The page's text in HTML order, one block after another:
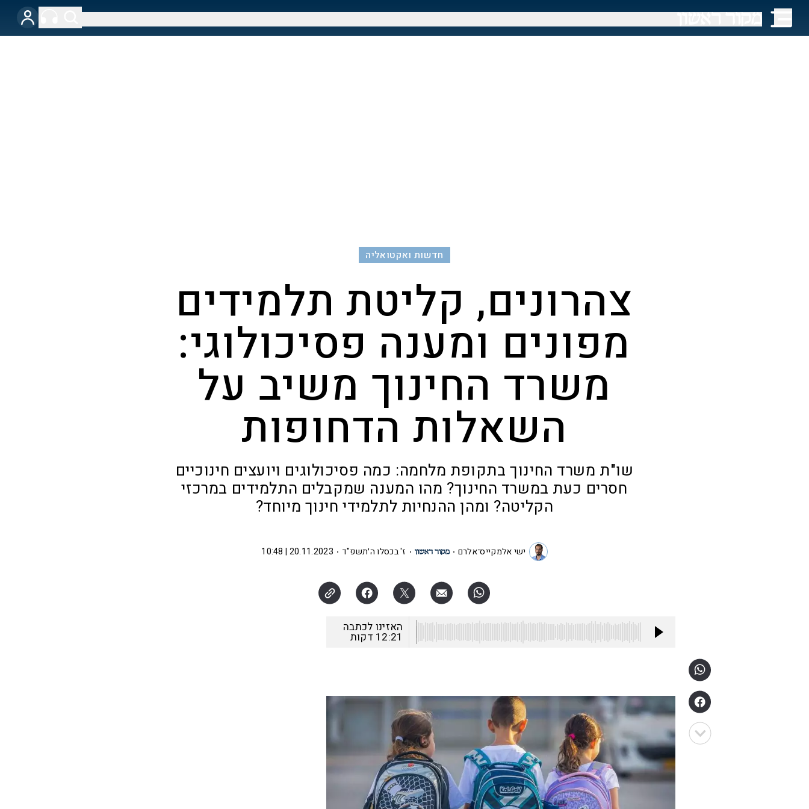
חדשות ואקטואליה
צהרונים, קליטת תלמידים
מפונים ומענה פסיכולוגי:
משרד החינוך משיב על
השאלות הדחופות
שו"ת משרד החינוך בתקופת מלחמה: כמה פסיכולוגים ויועצים חינוכיים
חסרים כעת במשרד החינוך? מהו המענה שמקבלים התלמידים במרכזי
הקליטה? ומהן ההנחיות לתלמידי חינוך מיוחד?
ישי אלמקייס־אלרם ז' בכסלו ה׳תשפ"ד 20.11.2023 | 10:48
האזינו לכתבה
12:21 דקות